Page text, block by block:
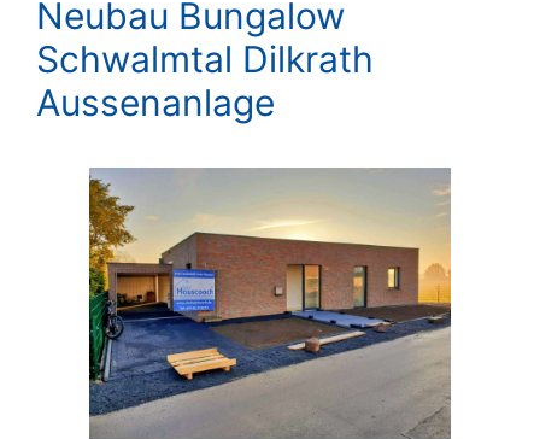
Neubau Bungalow
Schwalmtal Dilkrath
Aussenanlage